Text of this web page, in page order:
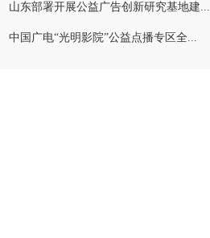
山东部署开展公益广告创新研究基地建...
中国广电“光明影院”公益点播专区全...